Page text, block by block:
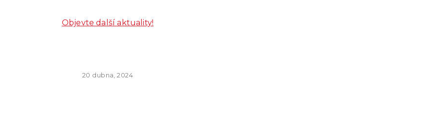
Objevte další aktuality!
20 dubna, 2024